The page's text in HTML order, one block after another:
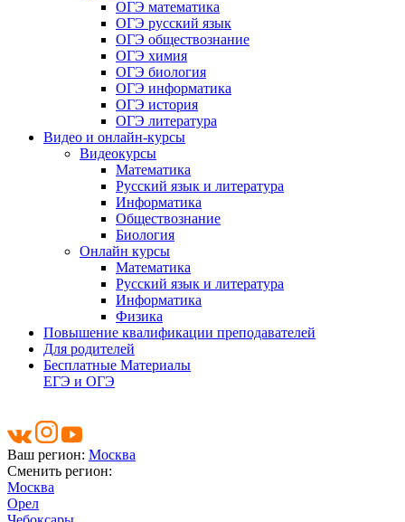
ОГЭ математика
ОГЭ русский язык
ОГЭ обществознание
ОГЭ химия
ОГЭ биология
ОГЭ информатика
ОГЭ история
ОГЭ литература
Видео и онлайн-курсы
Видеокурсы
Математика
Русский язык и литература
Информатика
Обществознание
Биология
Онлайн курсы
Математика
Русский язык и литература
Информатика
Физика
Повышение квалификации преподавателей
Для родителей
Бесплатные Материалы
ЕГЭ и ОГЭ
Ваш регион: Москва
Сменить регион:
Москва
Орел